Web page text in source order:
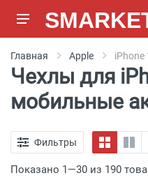
Главная Apple iPhone
Чехлы для
мобильные
Фильтры
Показано 1—30 из 190